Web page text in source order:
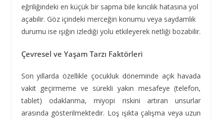
eğriliğindeki en küçük bir sapma bile kırıcılık hatasına yol
açabilir. Göz içindeki merceğin konumu veya saydamlık
durumu ise ışığın izlediği yolu etkileyerek netliği bozabilir.
Çevresel ve Yaşam Tarzı Faktörleri
Son yıllarda özellikle çocukluk döneminde açık havada
vakit geçirmeme ve sürekli yakın mesafeye (telefon,
tablet) odaklanma, miyopi riskini artıran unsurlar
arasında gösterilmektedir. Loş ışıkta çalışma veya uzun